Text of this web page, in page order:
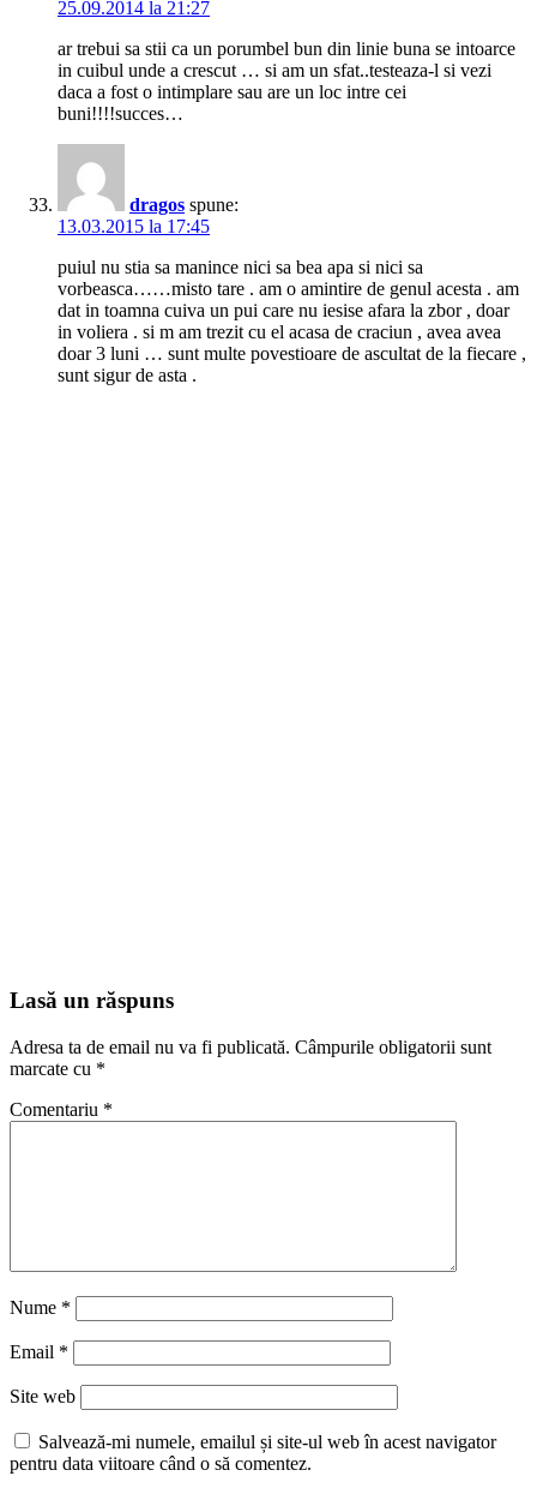
25.09.2014 la 21:27
ar trebui sa stii ca un porumbel bun din linie buna se intoarce
in cuibul unde a crescut … si am un sfat..testeaza-l si vezi
daca a fost o intimplare sau are un loc intre cei
buni!!!!succes…
dragos spune:
13.03.2015 la 17:45
puiul nu stia sa manince nici sa bea apa si nici sa
vorbeasca……misto tare . am o amintire de genul acesta . am
dat in toamna cuiva un pui care nu iesise afara la zbor , doar
in voliera . si m am trezit cu el acasa de craciun , avea avea
doar 3 luni … sunt multe povestioare de ascultat de la fiecare ,
sunt sigur de asta .
Lasă un răspuns
Adresa ta de email nu va fi publicată. Câmpurile obligatorii sunt
marcate cu *
Comentariu *
Nume *
Email *
Site web
Salvează-mi numele, emailul și site-ul web în acest navigator
pentru data viitoare când o să comentez.